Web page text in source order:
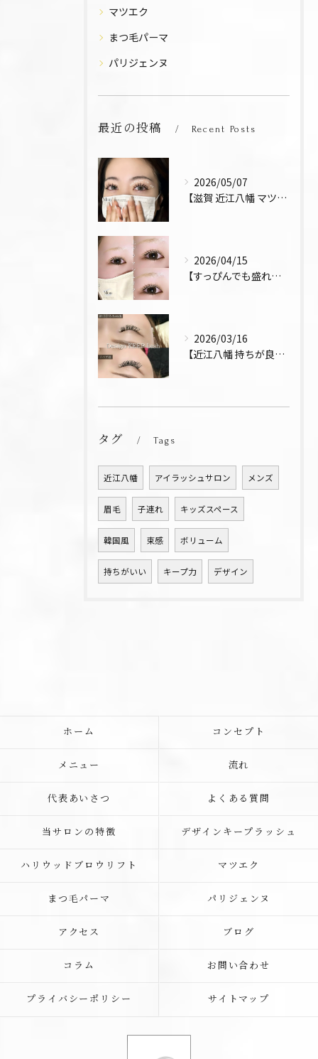
マツエク
まつ毛パーマ
パリジェンヌ
最近の投稿 Recent Posts
2026/05/07
【滋賀 近江八幡 マツエク デザインキープラッシュ 束感 お...
2026/04/15
【すっぴんでも盛れるまつ毛 まつパ 近江八幡 上下パーマ】
2026/03/16
【近江八幡 持ちが良い お得 マツエク リペア デザインキー...
タグ Tags
近江八幡 アイラッシュサロン メンズ
眉毛 子連れ キッズスペース
韓国風 束感 ボリューム
持ちがいい キープ力 デザイン
ホーム コンセプト
メニュー 流れ
代表あいさつ よくある質問
当サロンの特徴 デザインキープラッシュ
ハリウッドブロウリフト マツエク
まつ毛パーマ パリジェンヌ
アクセス ブログ
コラム お問い合わせ
プライバシーポリシー サイトマップ